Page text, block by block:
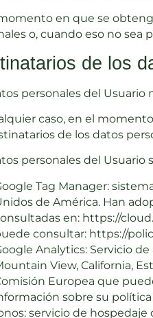
en que se
o, cuando eso no sea
de los
personales del
caso, en el
de los datos
personales del
Tag Manager:
de América. Han
en: https://
consultar: https://
Analytics: Servicio
View, California,
Europea que
sobre su
servicio de hospedaje